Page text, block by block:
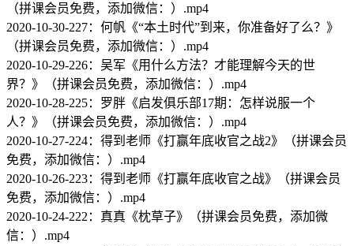
（拼课会员免费，添加微信：）.mp4
2020-10-30-227：何帆《“本土时代”到来，你准备好了么？》
（拼课会员免费，添加微信：）.mp4
2020-10-29-226：吴军《用什么方法？才能理解今天的世
界？》（拼课会员免费，添加微信：）.mp4
2020-10-28-225：罗胖《启发俱乐部17期：怎样说服一个
人？》（拼课会员免费，添加微信：）.mp4
2020-10-27-224：得到老师《打赢年底收官之战2》（拼课会员
免费，添加微信：）.mp4
2020-10-26-223：得到老师《打赢年底收官之战》（拼课会员
免费，添加微信：）.mp4
2020-10-24-222：真真《枕草子》（拼课会员免费，添加微
信：）.mp4